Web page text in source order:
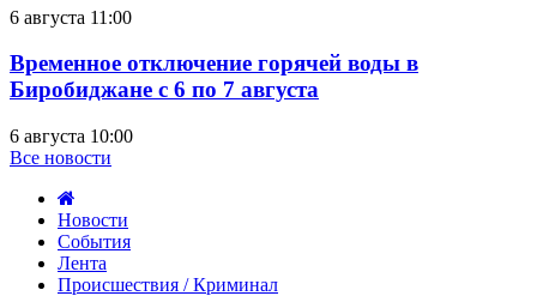
6 августа 11:00
Временное отключение горячей воды в
Биробиджане с 6 по 7 августа
6 августа 10:00
Все новости
Новости
События
Лента
Происшествия / Криминал